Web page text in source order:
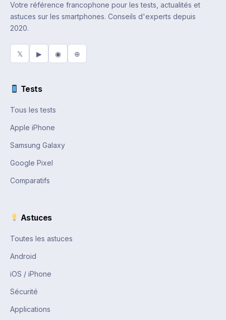
Votre référence francophone pour les tests, actualités et
astuces sur les smartphones. Conseils d'experts depuis
2020.
𝕏 ▶ ◉ ⊕
Tests
Tous les tests
Apple iPhone
Samsung Galaxy
Google Pixel
Comparatifs
Astuces
Toutes les astuces
Android
iOS / iPhone
Sécurité
Applications